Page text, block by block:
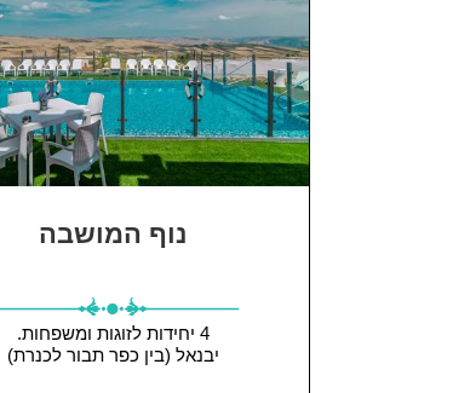
נוף המושבה
4 יחידות
לזוגות ומשפחות.
יבנאל (בין כפר תבור לכנרת)